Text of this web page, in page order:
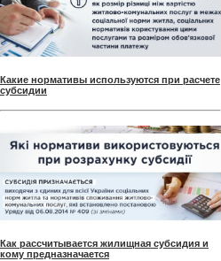
Какие нормативы используются при расчете
субсидии
Как рассчитывается жилищная субсидия и
кому предназначается